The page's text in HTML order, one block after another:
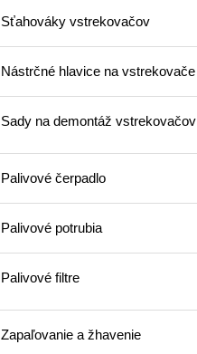
Sťahováky vstrekovačov
Nástrčné hlavice na vstrekovače
Sady na demontáž vstrekovačov
Palivové čerpadlo
Palivové potrubia
Palivové filtre
Zapaľovanie a žhavenie